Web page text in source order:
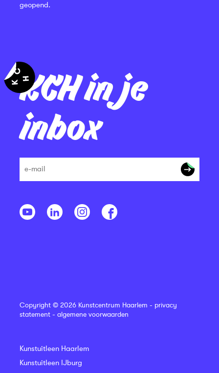
KCH in je
inbox
geopend.
Copyright © 2026 Kunstcentrum Haarlem - privacy
statement - algemene voorwaarden
Kunstuitleen Haarlem
Kunstuitleen IJburg